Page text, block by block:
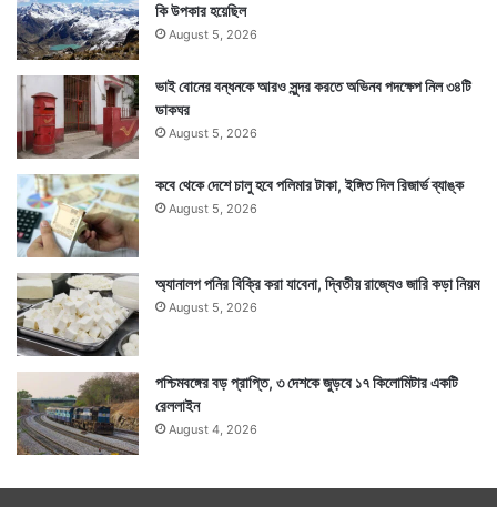
কি উপকার হয়েছিল
August 5, 2026
ভাই বোনের বন্ধনকে আরও সুন্দর করতে অভিনব পদক্ষেপ নিল ৩৪টি
ডাকঘর
August 5, 2026
কবে থেকে দেশে চালু হবে পলিমার টাকা, ইঙ্গিত দিল রিজার্ভ ব্যাঙ্ক
August 5, 2026
অ্যানালগ পনির বিক্রি করা যাবেনা, দ্বিতীয় রাজ্যেও জারি কড়া নিয়ম
August 5, 2026
পশ্চিমবঙ্গের বড় প্রাপ্তি, ৩ দেশকে জুড়বে ১৭ কিলোমিটার একটি
রেললাইন
August 4, 2026